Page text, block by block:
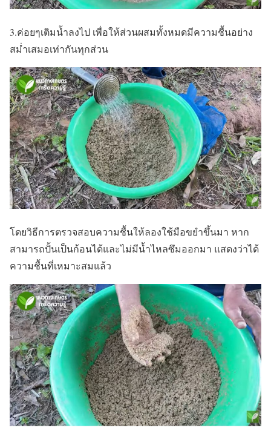
3.ค่อยๆเติมน้ำลงไป เพื่อให้ส่วนผสมทั้งหมดมีความชื้นอย่าง
สม่ำเสมอเท่ากันทุกส่วน
โดยวิธีการตรวจสอบความชื้นให้ลองใช้มือขยำขึ้นมา หาก
สามารถปั้นเป็นก้อนได้และไม่มีน้ำไหลซึมออกมา แสดงว่าได้
ความชื้นที่เหมาะสมแล้ว